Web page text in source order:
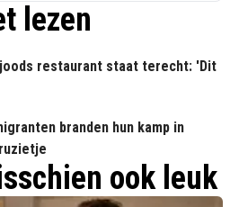
lezen
restaurant staat terecht: 'Dit
branden hun kamp in
ook leuk